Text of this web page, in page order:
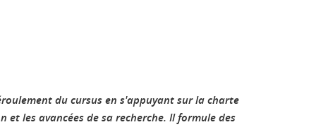
du cursus en s'appuyant sur la charte
les avancées de sa recherche. Il formule des